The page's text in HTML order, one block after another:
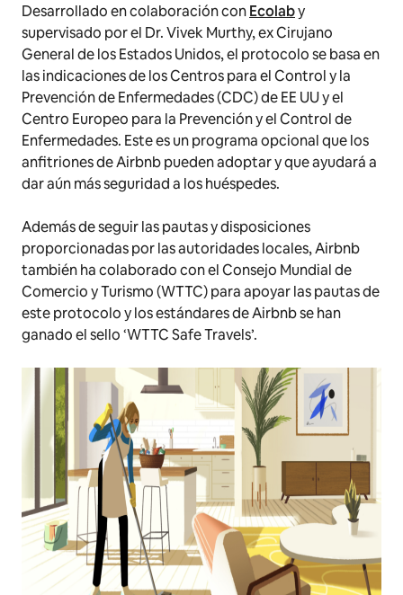
Desarrollado en colaboración conEcolaby
supervisado por el Dr. Vivek Murthy, ex Cirujano
General de los Estados Unidos, el protocolo se basa en
las indicaciones de los Centros para el Control y la
Prevención de Enfermedades (CDC) de EE UU y el
Centro Europeo para la Prevención y el Control de
Enfermedades. Este es un programa opcional que los
anfitriones de Airbnb pueden adoptar y que ayudará a
dar aún más seguridad a los huéspedes.
Además de seguir las pautas y disposiciones
proporcionadas por las autoridades locales, Airbnb
también ha colaborado con el Consejo Mundial de
Comercio y Turismo (WTTC) para apoyar las pautas de
este protocolo y los estándares de Airbnb se han
ganado el sello ‘WTTC Safe Travels’.